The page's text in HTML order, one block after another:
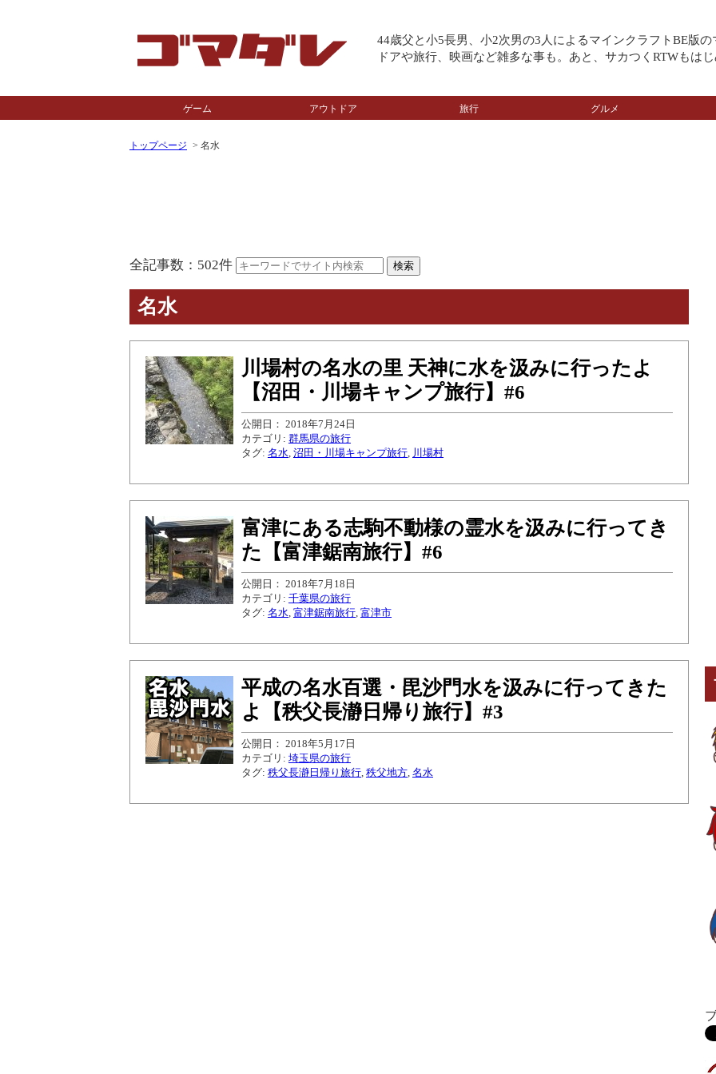
44歳父と小5長男、小2次男の3人によるマインクラフトBE版
ドアや旅行、映画など雑多な事も。あと、サカつくRTWもはじ
ゲーム アウトドア 旅行 グルメ
トップページ 名水
全記事数：502件
名水
川場村の名水の里 天神に水を汲みに行ったよ
【沼田・川場キャンプ旅行】#6
公開日： 2018年7月24日
カテゴリ: 群馬県の旅行
タグ: 名水 沼田・川場キャンプ旅行 川場村
富津にある志駒不動様の霊水を汲みに行ってき
た【富津鋸南旅行】#6
公開日： 2018年7月18日
カテゴリ: 千葉県の旅行
タグ: 名水 富津鋸南旅行 富津市
平成の名水百選・毘沙門水を汲みに行ってきた
よ【秩父長瀞日帰り旅行】#3
公開日： 2018年5月17日
カテゴリ: 埼玉県の旅行
タグ: 秩父長瀞日帰り旅行 秩父地方 名水